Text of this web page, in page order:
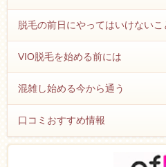
脱毛の前日にやってはいけないこ
VIO脱毛を始める前には
混雑し始める今から通う
口コミおすすめ情報